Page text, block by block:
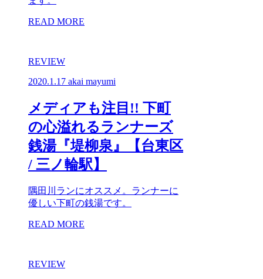
READ MORE
REVIEW
2020.1.17 akai mayumi
メディアも注目!! 下町
の心溢れるランナーズ
銭湯『堤柳泉』【台東区
/ 三ノ輪駅】
隅田川ランにオススメ。ランナーに
優しい下町の銭湯です。
READ MORE
REVIEW